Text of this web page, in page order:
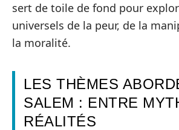
sert de toile de fond pour
universels de la peur, de la
la moralité.
LES THÈMES
SALEM : ENTRE
RÉALITÉS